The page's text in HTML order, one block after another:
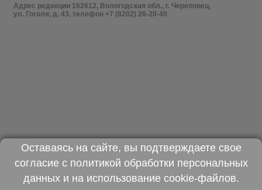
Адрес редакции 162612, Вологодская обл., г. Череповец,
ул. Гоголя, д. 43, телефон +7 (8202) 28-20-40
Оставаясь на сайте, вы подтверждаете свое
согласие с политикой обработки персональных
данныхи на использование cookie-файлов.